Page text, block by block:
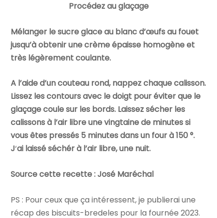
Procédez au glaçage
Mélanger le sucre glace au blanc d’œufs au fouet
jusqu’à obtenir une crème épaisse homogène et
très légèrement coulante.
A l’aide d’un couteau rond, nappez chaque calisson.
Lissez les contours avec le doigt pour éviter que le
glaçage coule sur les bords. Laissez sécher les
calissons à l’air libre une vingtaine de minutes si
vous êtes pressés 5 minutes dans un four à 150 °.
J‘ai laissé séchér à l’air libre, une nuit.
Source cette recette : José Maréchal
PS : Pour ceux que ça intéressent, je publierai une
récap des biscuits-bredeles pour la fournée 2023.